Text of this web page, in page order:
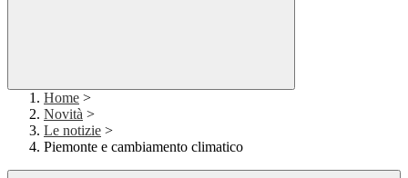
Home >
Novità >
Le notizie >
Piemonte e cambiamento climatico